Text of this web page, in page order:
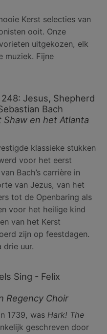
Kerst selecties van
ooit. Onze
uitgekozen, elk
muziek. Fijne
Jesus, Shepherd
Bach
en het Atlanta
klassieke stukken
voor het eerst
Bach’s carrière in
van Jezus, van het
tot de Openbaring als
voor het heilige kind
van het Kerst
zijn op feestdagen.
drie uur.
Sing - Felix
Regency Choir
1739, was Hark! The
geschreven door